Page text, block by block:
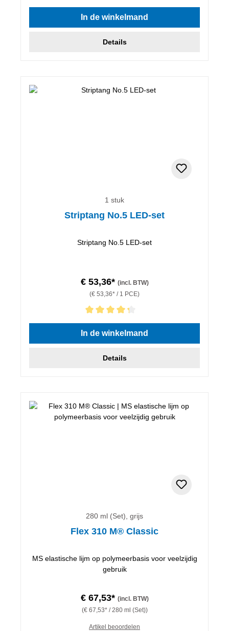
In de winkelmand
Details
1 stuk
Striptang No.5 LED-set
Striptang No.5 LED-set
€ 53,36* (incl. BTW)
(€ 53,36* / 1 PCE)
Gemiddelde waardering van 4.33 van 5 sterren
In de winkelmand
Details
280 ml (Set), grijs
Flex 310 M® Classic
MS elastische lijm op polymeerbasis voor veelzijdig
gebruik
€ 67,53* (incl. BTW)
(€ 67,53* / 280 ml (Set))
Artikel beoordelen